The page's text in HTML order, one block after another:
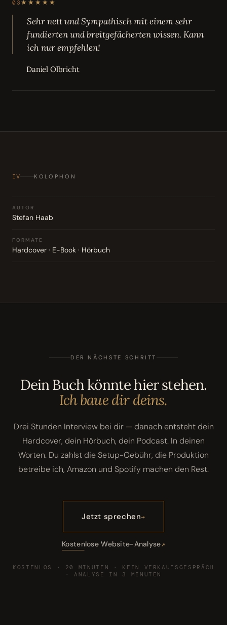
03 ★★★★★
Sehr nett und Sympathisch mit einem sehr
fundierten und breitgefächerten wissen. Kann
ich nur empfehlen!
Daniel Olbricht
IV KOLOPHON
AUTOR
Stefan Haab
FORMATE
Hardcover · E-Book · Hörbuch
DER NÄCHSTE SCHRITT
Dein Buch könnte hier stehen.
Ich baue dir deins.
Drei Stunden Interview bei dir — danach entsteht dein
Hardcover, dein Hörbuch, dein Podcast. In deinen
Worten. Du zahlst die Setup-Gebühr, die Produktion
betreibe ich, Amazon und Spotify machen den Rest.
Jetzt sprechen
Kostenlose Website-Analyse
KOSTENLOS · 20 MINUTEN · KEIN VERKAUFSGESPRÄCH
· ANALYSE IN 3 MINUTEN